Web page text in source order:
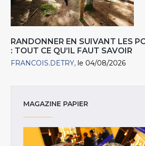
RANDONNER EN SUIVANT LES
: TOUT CE QU’IL FAUT SAVOIR
FRANCOIS.DETRY le 04/08/2026
MAGAZINE PAPIER